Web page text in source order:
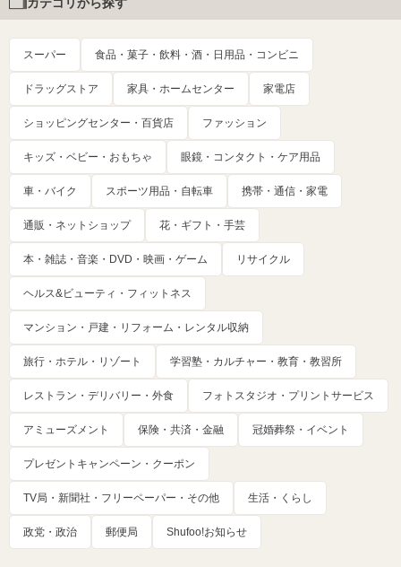
スーパー 食品・菓子・飲料・酒・日用品・コンビニ
ドラッグストア 家具・ホームセンター 家電店
ショッピングセンター・百貨店 ファッション
キッズ・ベビー・おもちゃ 眼鏡・コンタクト・ケア用品
車・バイク スポーツ用品・自転車 携帯・通信・家電
通販・ネットショップ 花・ギフト・手芸
本・雑誌・音楽・DVD・映画・ゲーム リサイクル
ヘルス&ビューティ・フィットネス
マンション・戸建・リフォーム・レンタル収納
旅行・ホテル・リゾート 学習塾・カルチャー・教育・教習所
レストラン・デリバリー・外食 フォトスタジオ・プリントサービス
アミューズメント 保険・共済・金融 冠婚葬祭・イベント
プレゼントキャンペーン・クーポン
TV局・新聞社・フリーペーパー・その他 生活・くらし
政党・政治 郵便局 Shufoo!お知らせ